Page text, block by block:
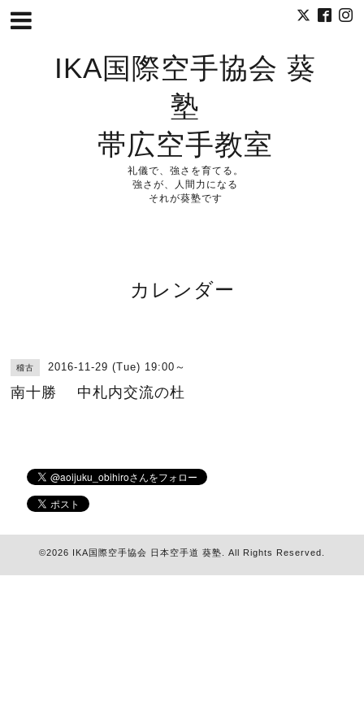
IKA国際空手協会 葵
塾
帯広空手教室
礼儀で、強さを育てる。
強さが、人間力になる
それが葵塾です
カレンダー
稽古 2016-11-29 (Tue) 19:00～
南十勝 中札内交流の杜
©2026 IKA国際空手協会 日本空手道 葵塾 . All Rights Reserved.